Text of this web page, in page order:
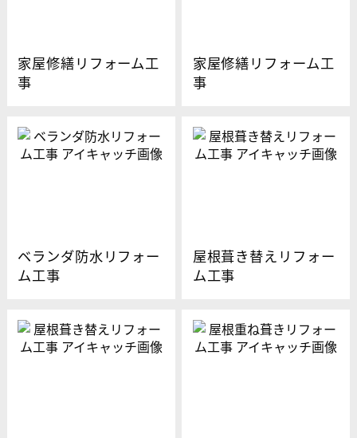
家屋修繕リフォーム工
事
家屋修繕リフォーム工
事
ベランダ防水リフォー
ム工事
屋根葺き替えリフォー
ム工事